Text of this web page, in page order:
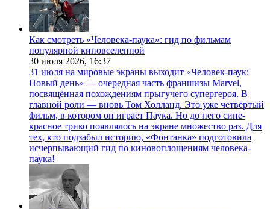
Как смотреть «Человека-паука»: гид по фильмам
популярной киновселенной
30 июля 2026, 16:37
31 июля на мировые экраны выходит «Человек-паук:
Новый день» — очередная часть франшизы Marvel,
посвящённая похождениям прыгучего супергероя. В
главной роли — вновь Том Холланд. Это уже четвёртый
фильм, в котором он играет Паука. Но до него сине-
красное трико появлялось на экране множество раз. Для
тех, кто подзабыл историю, «Фонтанка» подготовила
исчерпывающий гид по киновоплощениям человека-
паука!